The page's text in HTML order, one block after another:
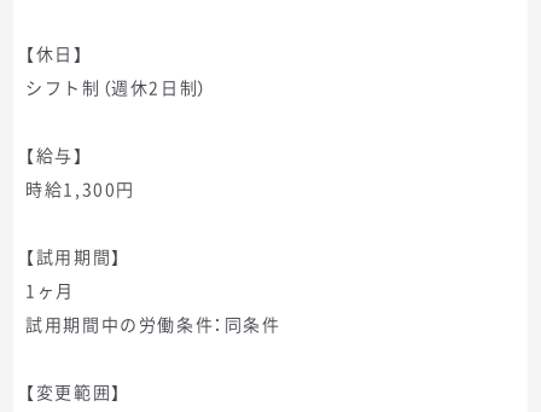
【休日】
シフト制（週休2日制）
【給与】
時給1,300円
【試用期間】
1ヶ月
試用期間中の労働条件：同条件
【変更範囲】